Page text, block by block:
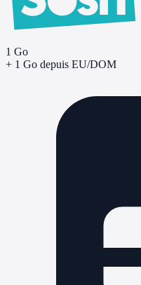
1 Go
+ 1 Go depuis EU/DOM